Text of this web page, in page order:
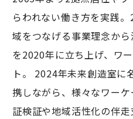
らわれない働き方を実践
域をつなげる事業理念から
を2020年に立ち上げ、ワ
ト。 2024年未来創造室に
携しながら、様々なワー
証検証や地域活性化の伴走